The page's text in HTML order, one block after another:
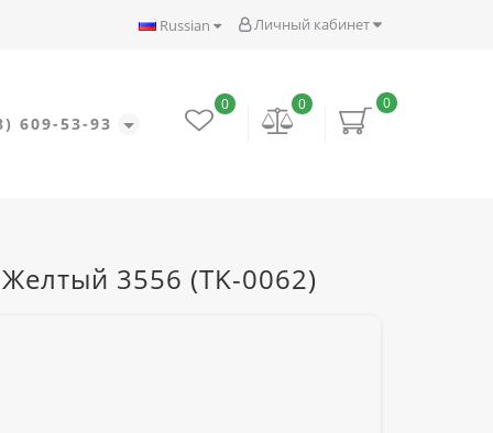
Личный кабинет
Russian
609-53-93
0
0
0
3556 (TK-0062)